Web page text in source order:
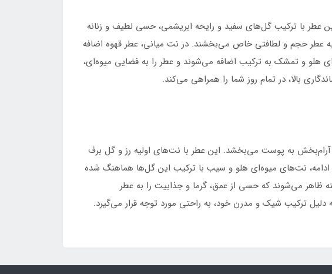
عطر با ترکیب گل‌های سفید و رایحه ابریشمی، حسی لطیف و زنانه
به عطر حجم و لطافتی خاص می‌بخشند. در نت میانی، عطر قهوه اضافه
هلو و تمشک به ترکیب اضافه می‌شوند و عطر را به فضایی میوه‌ای،
بالا، در تمام روز شما را همراهی می‌کند.
آرام‌بخش به پوست می‌بخشد. این عطر با نت‌های اولیه رز و گل برف
نت‌های میوه‌ای هلو و سیب با ترکیب این گل‌ها هماهنگ شده
ظاهر می‌شوند که حسی از عمق، گرما و جذابیت را به عطر
ترکیب شیک و مدرن خود، به راحتی مورد توجه قرار می‌گیرد.